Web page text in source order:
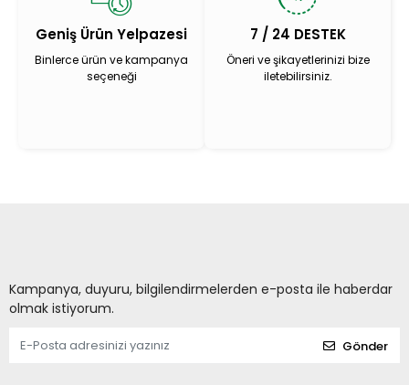
Geniş Ürün Yelpazesi
Binlerce ürün ve kampanya
seçeneği
7 / 24 DESTEK
Öneri ve şikayetlerinizi bize
iletebilirsiniz.
Kampanya, duyuru, bilgilendirmelerden e-posta ile haberdar
olmak istiyorum.
Gönder